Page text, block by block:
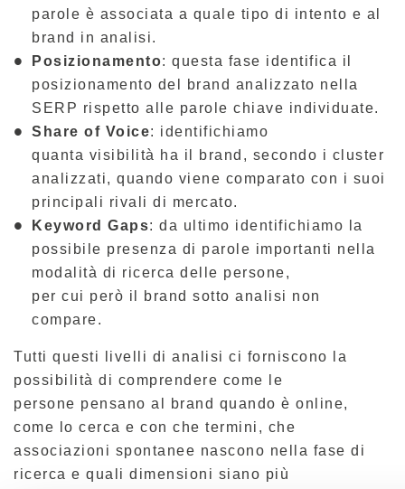
parole è associata a quale tipo di intento e al
brand in analisi.
Posizionamento: questa fase identifica il
posizionamento del brand analizzato nella
SERP rispetto alle parole chiave individuate.
Share of Voice: identifichiamo
quanta visibilità ha il brand, secondo i cluster
analizzati, quando viene comparato con i suoi
principali rivali di mercato.
Keyword Gaps: da ultimo identifichiamo la
possibile presenza di parole importanti nella
modalità di ricerca delle persone,
per cui però il brand sotto analisi non
compare.
Tutti questi livelli di analisi ci forniscono la
possibilità di comprendere come le
persone pensano al brand quando è online,
come lo cerca e con che termini, che
associazioni spontanee nascono nella fase di
ricerca e quali dimensioni siano più